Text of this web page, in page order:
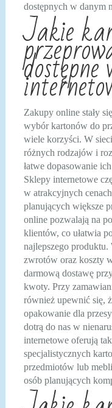
dostępnych w danym
Jakie
Zakupy online stały
wybór kartonów do
wiele korzyści. W
różnych rodzajów i
łatwe dopasowanie
Sklepy internetowe
w atrakcyjnych
planujących większe
online pozwalają na
klientów, co ułatwia
najlepszego
zwrotów oraz koszty
darmową dostawę
kwoty. Przy
również upewnić się,
opakowanie dla
dotrą do nas w
internetowe oferują
specjalistycznych
przedmiotów lub
osób planujących